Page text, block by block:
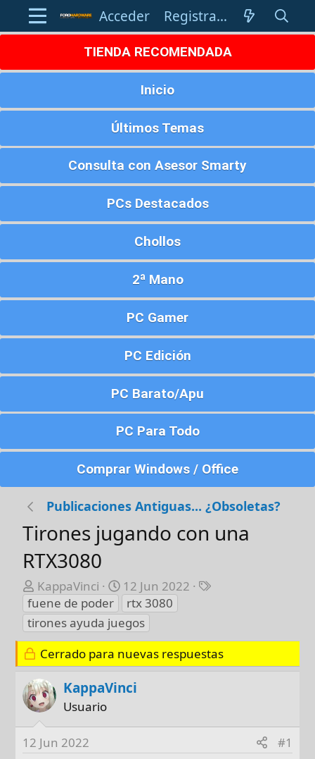
Acceder Registrarse
TIENDA RECOMENDADA
Inicio
Últimos Temas
Consulta con Asesor Smarty
PCs Destacados
Chollos
2ª Mano
PC Gamer
PC Edición
PC Barato/Apu
PC Para Todo
Comprar Windows / Office
Publicaciones Antiguas... ¿Obsoletas?
Tirones jugando con una
RTX3080
A
u
t
o
r
KappaVinci
F
e
c
h
a
d
e
i
12 Jun 2022
E
u
e
fuene de poder
rtx 3080
tirones ayuda juegos
Cerrado para nuevas respuestas
KappaVinci
Usuario
12 Jun 2022 #1